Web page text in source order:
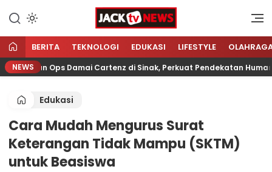
konten
Jacktvnews.com
Sumber Referensi Terpercaya
BERITA TEKNOLOGI EDUKASI LIFESTYLE
NEWSOps Damai Cartenz di Sinak, Perkuat Pendekatan Humanis
Edukasi
Cara Mudah Mengurus Surat
Keterangan Tidak Mampu (SKTM)
untuk Beasiswa